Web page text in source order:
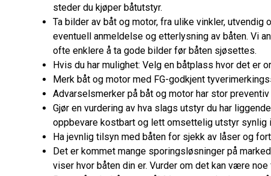
steder du kjøper båtutstyr.
Ta bilder av båt og motor, fra ulike vinkler,
eventuell anmeldelse og etterlysning av båten. Vi
ofte enklere å ta gode bilder før båten sjøsettes.
Hvis du har mulighet: Velg en båtplass hvor det er
Merk båt og motor med FG-godkjent
Advarselsmerker på båt og motor har stor
Gjør en vurdering av hva slags utstyr du har
oppbevare kostbart og lett omsettelig utstyr synlig
Ha jevnlig tilsyn med båten for sjekk av låser og
Det er kommet mange sporingsløsninger på
viser hvor båten din er. Vurder om det kan være noe